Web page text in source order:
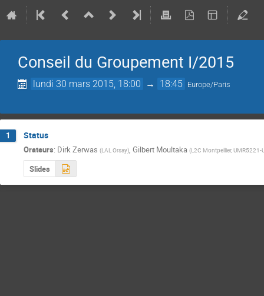
Conseil du Groupement I/2015
lundi 30 mars 2015, 18:00 → 18:45 Europe/Paris
1 Status
Orateurs: Dirk Zerwas (LAL Orsay), Gilbert Moultaka (L2C Montpellier,
Slides